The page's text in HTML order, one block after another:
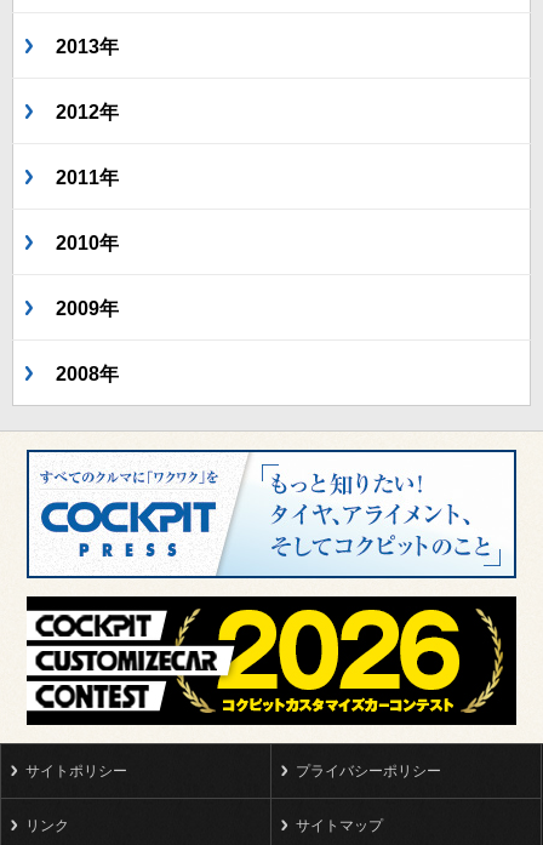
2013年
2012年
2011年
2010年
2009年
2008年
サイトポリシー プライバシーポリシー
リンク サイトマップ